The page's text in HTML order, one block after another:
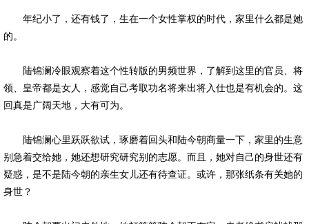
年纪小了，还有钱了，生在一个女性掌权的时代，家里什么都是她
的。
陆锦澜冷眼观察着这个性转版的男频世界，了解到这里的官员、将
领、皇帝都是女人，感觉自己考取功名将来出将入仕也是有机会的。这
回真是广阔天地，大有可为。
陆锦澜心里跃跃欲试，琢磨着回头和陆今朝商量一下，家里的生意
别急着交给她，她还想研究研究别的志愿。而且，她对自己的身世还有
疑惑，是不是陆今朝的亲生女儿还有待查证。或许，那张纸条有关她的
身世？